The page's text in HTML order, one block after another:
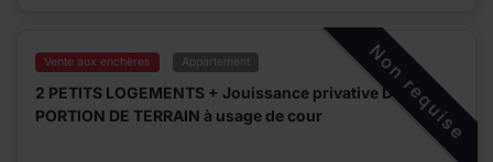
Vente aux enchères Appartement
2 PETITS LOGEMENTS + Jouissance privative D’UNE
PORTION DE TERRAIN à usage de cour
Non requise